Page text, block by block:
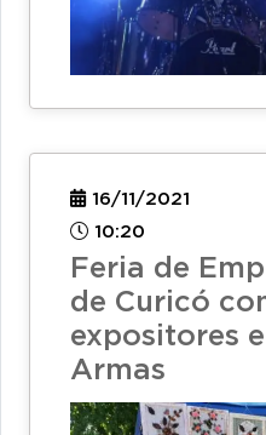
16/11/2021
10:20
Feria de
de Curicó
expositores
Armas